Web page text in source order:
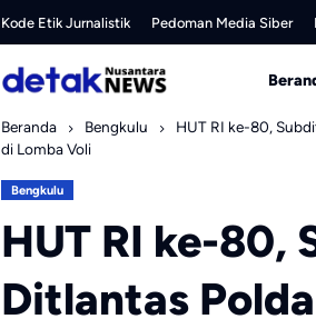
Kode Etik Jurnalistik Pedoman Media Siber
Beranda Bengkulu
HUT RI ke-80,
di Lomba Voli
Bengkulu
HUT RI ke-80,
Ditlantas